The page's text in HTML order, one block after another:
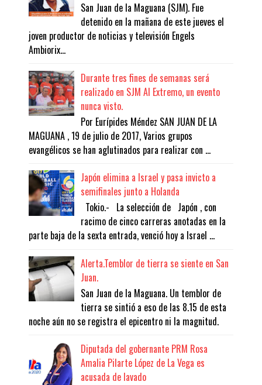
San Juan de la Maguana (SJM). Fue
detenido en la mañana de este jueves el
joven productor de noticias y televisión Engels
Ambiorix...
Durante tres fines de semanas será
realizado en SJM Al Extremo, un evento
nunca visto.
Por Eurípides Méndez SAN JUAN DE LA
MAGUANA , 19 de julio de 2017, Varios grupos
evangélicos se han aglutinados para realizar con ...
Japón elimina a Israel y pasa invicto a
semifinales junto a Holanda
Tokio.- La selección de Japón , con
racimo de cinco carreras anotadas en la
parte baja de la sexta entrada, venció hoy a Israel ...
Alerta.Temblor de tierra se siente en San
Juan.
San Juan de la Maguana. Un temblor de
tierra se sintió a eso de las 8.15 de esta
noche aún no se registra el epicentro ni la magnitud.
Diputada del gobernante PRM Rosa
Amalia Pilarte López de La Vega es
acusada de lavado